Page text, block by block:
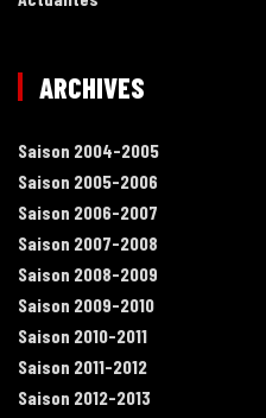
ARCHIVES
Saison 2004-2005
Saison 2005-2006
Saison 2006-2007
Saison 2007-2008
Saison 2008-2009
Saison 2009-2010
Saison 2010-2011
Saison 2011-2012
Saison 2012-2013